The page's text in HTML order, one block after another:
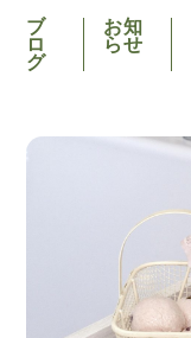
ブ
ロ
グ
お知
らせ